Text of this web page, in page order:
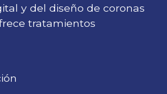
y del diseño de coronas
tratamientos